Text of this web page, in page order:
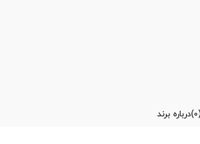
درباره برند